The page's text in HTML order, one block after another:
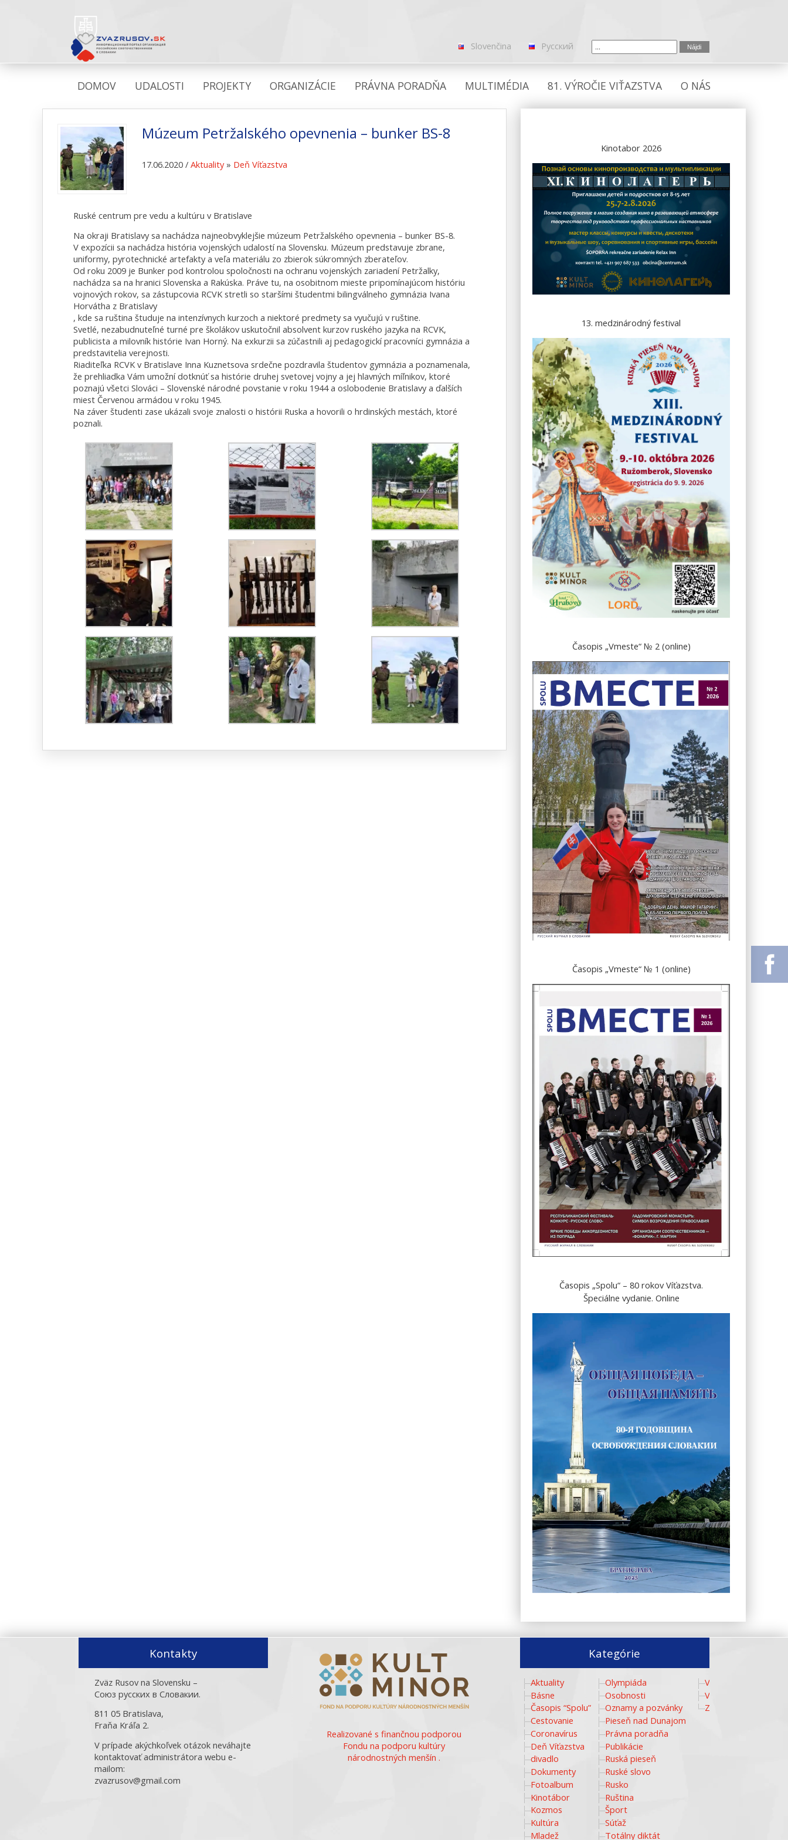
Slovenčina Русский
DOMOV UDALOSTI PROJEKTY ORGANIZÁCIE PRÁVNA PORADŇA MULTIMÉDIA 81. VÝROČIE VIŤAZSTVA O NÁS
Múzeum Petržalského opevnenia – bunker BS-8
17.06.2020 /Aktuality» Deň Víťazstva
Ruské centrum pre vedu a kultúru v Bratislave
Na okraji Bratislavy sa nachádza najneobvyklejšie múzeum Petržalského opevnenia – bunker BS-8.
V expozícii sa nachádza história vojenských udalostí na Slovensku. Múzeum predstavuje zbrane,
uniformy, pyrotechnické artefakty a veľa materiálu zo zbierok súkromných zberateľov.
Od roku 2009 je Bunker pod kontrolou spoločnosti na ochranu vojenských zariadení Petržalky,
nachádza sa na hranici Slovenska a Rakúska. Práve tu, na osobitnom mieste pripomínajúcom históriu
vojnových rokov, sa zástupcovia RCVK stretli so staršími študentmi bilingválneho gymnázia Ivana
Horvátha z Bratislavy
, kde sa ruština študuje na intenzívnych kurzoch a niektoré predmety sa vyučujú v ruštine.
Svetlé, nezabudnuteľné turné pre školákov uskutočnil absolvent kurzov ruského jazyka na RCVK,
publicista a milovník histórie Ivan Horný. Na exkurzii sa zúčastnili aj pedagogickí pracovníci gymnázia a
predstavitelia verejnosti.
Riaditeľka RCVK v Bratislave Inna Kuznetsova srdečne pozdravila študentov gymnázia a poznamenala,
že prehliadka Vám umožní dotknúť sa histórie druhej svetovej vojny a jej hlavných míľnikov, ktoré
poznajú všetci Slováci – Slovenské národné povstanie v roku 1944 a oslobodenie Bratislavy a ďalších
miest Červenou armádou v roku 1945.
Na záver študenti zase ukázali svoje znalosti o histórii Ruska a hovorili o hrdinských mestách, ktoré
poznali.
Kinotabor 2026
13. medzinárodný festival
Časopis „Vmeste“ № 2 (online)
Časopis „Vmeste“ № 1 (online)
Časopis „Spolu“ – 80 rokov Víťazstva.
Špeciálne vydanie. Online
Kontakty
Zväz Rusov na Slovensku –
Союз русских в Словакии.
811 05 Bratislava,
Fraňa Kráľa 2.
V prípade akýchkoľvek otázok neváhajte
kontaktovať administrátora webu e-
mailom:
zvazrusov@gmail.com
Realizované s finančnou podporou
Fondu na podporu kultúry
národnostných menšín .
Kategórie
Aktuality
Básne
Časopis “Spolu”
Cestovanie
Coronavírus
Deň Víťazstva
divadlo
Dokumenty
Fotoalbum
Kinotábor
Kozmos
Kultúra
Mladež
Olympiáda
Osobnosti
Oznamy a pozvánky
Pieseň nad Dunajom
Právna poradňa
Publikácie
Ruská pieseň
Ruské slovo
Rusko
Ruština
Šport
Súťaž
Totálny diktát
Video
Vzdelávanie
Zlaté storočie